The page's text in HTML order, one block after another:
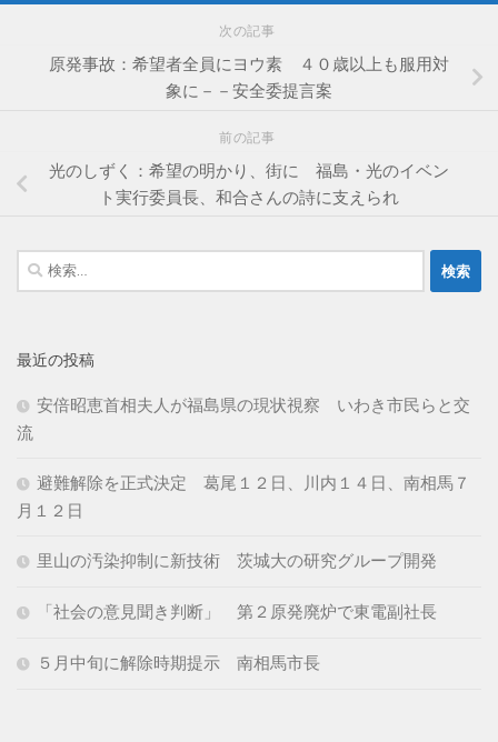
次の記事
原発事故：希望者全員にヨウ素 ４０歳以上も服用対
象に－－安全委提言案
前の記事
光のしずく：希望の明かり、街に 福島・光のイベン
ト実行委員長、和合さんの詩に支えられ
検
索:
最近の投稿
安倍昭恵首相夫人が福島県の現状視察 いわき市民らと交
流
避難解除を正式決定 葛尾１２日、川内１４日、南相馬７
月１２日
里山の汚染抑制に新技術 茨城大の研究グループ開発
「社会の意見聞き判断」 第２原発廃炉で東電副社長
５月中旬に解除時期提示 南相馬市長